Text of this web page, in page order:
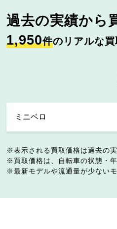
過去の実績から
1,950件のリアルな買
表示される買取価格は過去の
買取価格は、自転車の状態・
最新モデルや流通量が少ない